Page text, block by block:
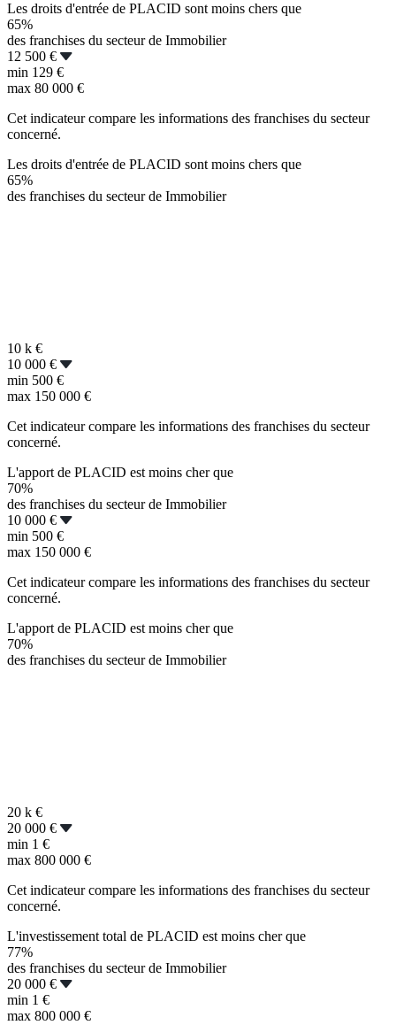
Les droits d'entrée de PLACID sont moins chers que
65%
des franchises du secteur de Immobilier
12 500 €
min 129 €
max 80 000 €
Cet indicateur compare les informations des franchises du secteur
concerné.
Les droits d'entrée de PLACID sont moins chers que
65%
des franchises du secteur de Immobilier
10 k €
10 000 €
min 500 €
max 150 000 €
Cet indicateur compare les informations des franchises du secteur
concerné.
L'apport de PLACID est moins cher que
70%
des franchises du secteur de Immobilier
10 000 €
min 500 €
max 150 000 €
Cet indicateur compare les informations des franchises du secteur
concerné.
L'apport de PLACID est moins cher que
70%
des franchises du secteur de Immobilier
20 k €
20 000 €
min 1 €
max 800 000 €
Cet indicateur compare les informations des franchises du secteur
concerné.
L'investissement total de PLACID est moins cher que
77%
des franchises du secteur de Immobilier
20 000 €
min 1 €
max 800 000 €